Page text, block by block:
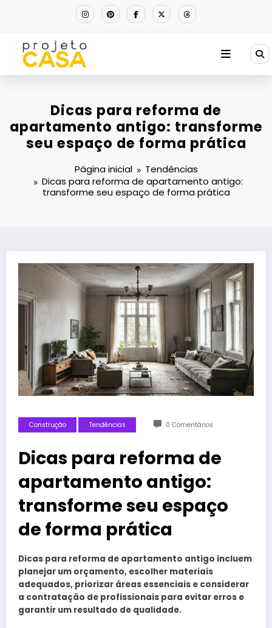
Dicas para reforma de
apartamento antigo: transforme
seu espaço de forma prática
Página inicial
Tendências
Dicas para reforma de apartamento antigo:
transforme seu espaço de forma prática
Construção Tendências 0 Comentários
Dicas para reforma de
apartamento antigo:
transforme seu espaço
de forma prática
Dicas para reforma de apartamento antigo incluem
planejar um orçamento, escolher materiais
adequados, priorizar áreas essenciais e considerar
a contratação de profissionais para evitar erros e
garantir um resultado de qualidade.